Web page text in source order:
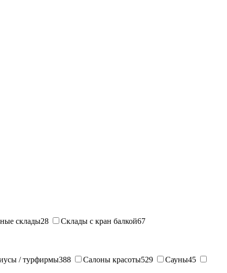
склады28 Склады с кран балкой67
/ турфирмы388 Салоны красоты529 Сауны45